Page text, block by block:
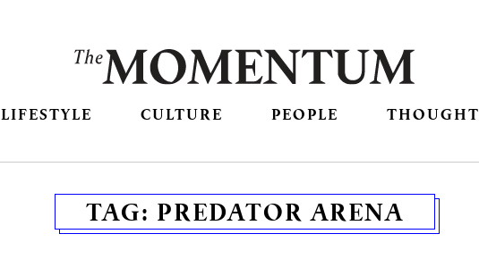
LIFESTYLE CULTURE PEOPLE THOUGHT
TAG: PREDATOR ARENA